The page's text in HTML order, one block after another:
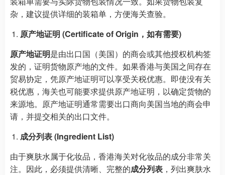
杂，建议提供详细的装箱单，方便海关查验。
原产地证明 (Certificate of Origin，如有需要)
原产地证明是由出口国（美国）的商会或其他授权机构签
发的，证明货物原产地的文件。如果香港与美国之间存在
贸易协定，凭原产地证明可以享受关税优惠。即使没有关
税优惠，海关也可能要求提供原产地证明，以确定货物的
来源地。原产地证明通常需要出口商向美国当地的商会申
请，并提交相关的出口文件。
成分列表 (Ingredient List)
由于爽肤水属于化妆品，香港海关对化妆品的成分非常关
注。因此，必须提供清晰、完整的成分列表 ，列出爽肤水